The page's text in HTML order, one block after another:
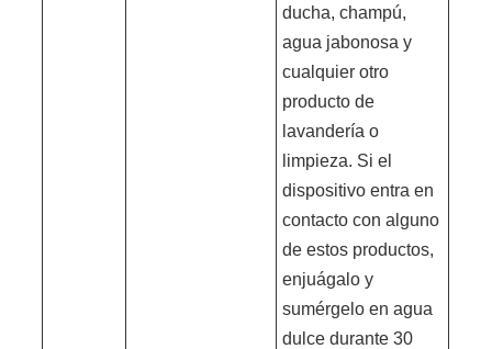
ducha, champú,
agua jabonosa y
cualquier otro
producto de
lavandería o
limpieza. Si el
dispositivo entra en
contacto con alguno
de estos productos,
enjuágalo y
sumérgelo en agua
dulce durante 30